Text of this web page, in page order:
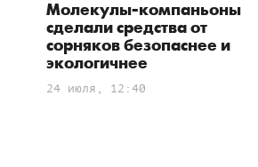
Молекулы-компаньоны
сделали средства от
сорняков безопаснее и
экологичнее
24 июля, 12:40